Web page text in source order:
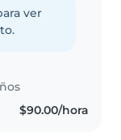
ver
$90.00/hora